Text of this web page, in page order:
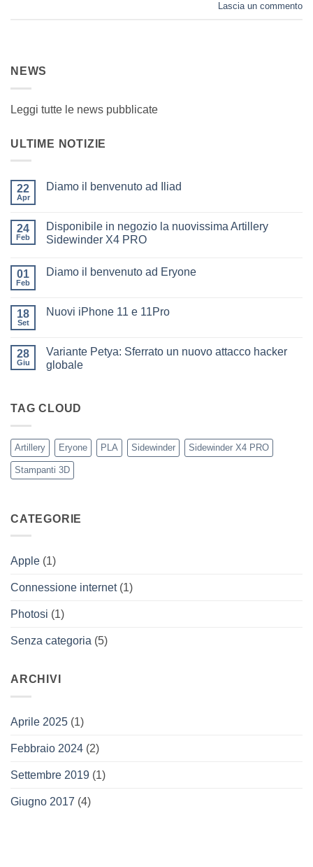
Lascia un commento
NEWS
Leggi tutte le news pubblicate
ULTIME NOTIZIE
22
Apr
Diamo il benvenuto ad Iliad
Diamo
il
benvenuto
24
Feb
Disponibile in negozio la nuovissima Artillery
Sidewinder X4 PRO
su
la
nuovissima
PRO
01
Feb
Diamo il benvenuto ad Eryone
Diamo
Eryone
18
Set
Nuovi iPhone 11 e 11Pro
Nuovi
iPhone
11
28
Giu
Variante Petya: Sferrato un nuovo attacco hacker
globale
Variante
Petya:
nuovo
attacco
hacker
globale
TAG CLOUD
Artillery Eryone PLA Sidewinder Sidewinder X4 PRO
Stampanti 3D
CATEGORIE
Apple (1)
Connessione internet(1)
Photosi (1)
Senza categoria (5)
ARCHIVI
Aprile 2025 (1)
Febbraio 2024 (2)
Settembre 2019 (1)
Giugno 2017 (4)